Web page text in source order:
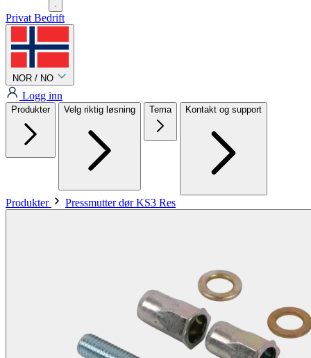
Privat Bedrift
NOR / NO
Logg inn
Produkter Velg riktig løsning Tema Kontakt og support
Produkter Pressmutter dør KS3 Res